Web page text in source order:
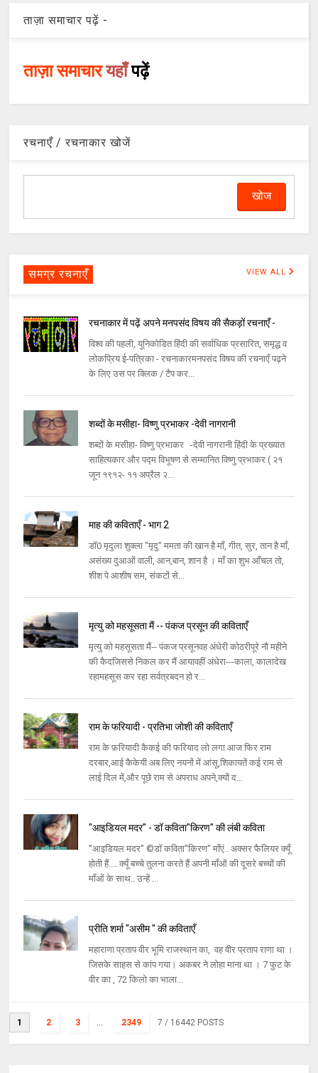
ताज़ा समाचार पढ़ें -
ताज़ा समाचारयहाँपढ़ें
रचनाएँ / रचनाकार खोजें
समग्र रचनाएँ VIEW ALL
रचनाकार में पढ़ें अपने मनपसंद विषय की सैकड़ों रचनाएँ -
विश्व की पहली, यूनिकोडित हिंदी की सर्वाधिक प्रसारित, समृद्ध व
लोकप्रिय ई-पत्रिका - रचनाकारमनपसंद विषय की रचनाएँ पढ़ने
के लिए उस पर क्लिक / टैप कर...
शब्दों के मसीहा- विष्णु प्रभाकर -देवी नागरानी
शब्दों के मसीहा- विष्णु प्रभाकर -देवी नागरानी हिंदी के प्रख्यात
साहित्यकार और पद्म विभूषण से सम्मानित विष्णु प्रभाकर ( २१
जून १९१२- ११ अप्रैल २...
माह की कविताएँ - भाग 2
डॉ0 मृदुला शुक्ला "मृदु" ममता की खान है माँ, गीत, सुर, तान है माँ,
असंख्य दुआओं वाली, आन,बान, शान है । माँ का शुभ आँचल तो,
शीश पे आशीष सम, संकटों से...
मृत्यु को महसूसता मैं -- पंकज प्रसून की कविताएँ
मृत्यु को महसूसता मैं-- पंकज प्रसूनवह अंधेरी कोठरीपूरे नौ महीने
की कैदजिससे निकल कर मैं आयावहीं अंधेरा---काला, कालादेख
रहामहसूस कर रहा सर्वत्रबदन हो र...
राम के फरियादी - प्रतिभा जोशी की कविताएँ
राम के फ़रियादी कैकई की फरियाद लो लगा आज फिर राम
दरबार,आई कैकेयी अब लिए नयनों में आंसू,शिकायतें कई राम से
लाई दिल में,और पूछे राम से अपराध अपने,क्यों द...
"आइडियल मदर" - डॉ कविता"किरण" की लंबी कविता
"आइडियल मदर" ©डॉ कविता"किरण" माँएं.. अक्सर फैलियर क्यूँ
होती हैं.... क्यूँ बच्चे तुलना करते हैं अपनी माँओं की दूसरे बच्चों की
माँओं के साथ.. उन्हें ...
प्रीति शर्मा "असीम " की कविताएँ
महाराणा प्रताप वीर भूमि राजस्थान का, वह वीर प्रताप राणा था ।
जिसके साहस से कांप गया। अकबर ने लोहा माना था । 7 फुट के
वीर का , 72 किलो का भाला...
1 2 3 ... 2349 7 / 16442 POSTS